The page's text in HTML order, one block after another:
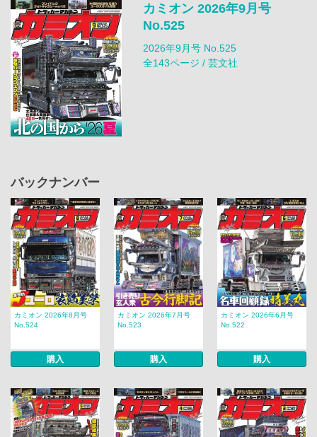
カミオン 2026年9月号
No.525
2026年9月号 No.525
全143ページ / 芸文社
バックナンバー
カミオン 2026年8月号
No.524
購入
カミオン 2026年7月号
No.523
購入
カミオン 2026年6月号
No.522
購入